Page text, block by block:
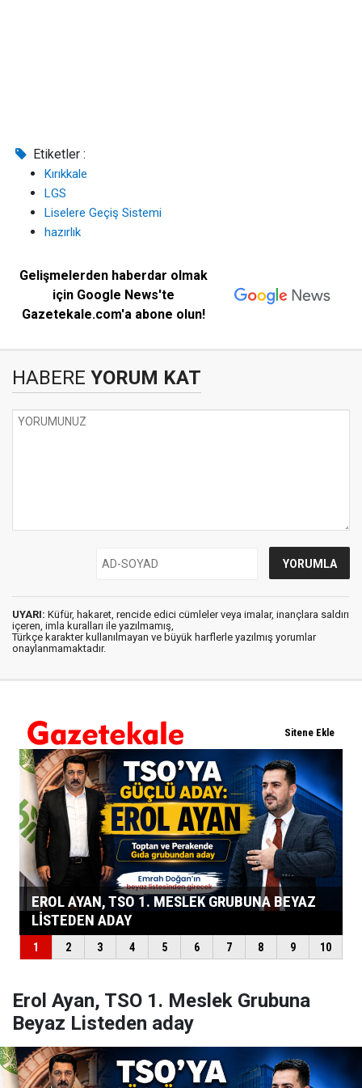
Etiketler :
Kırıkkale
LGS
Liselere Geçiş Sistemi
hazırlık
Gelişmelerden haberdar olmak
için Google News'te
Gazetekale.com'a abone olun!
HABERE YORUM KAT
UYARI: Küfür, hakaret, rencide edici cümleler veya imalar, inançlara saldırı
içeren, imla kuralları ile yazılmamış,
Türkçe karakter kullanılmayan ve büyük harflerle yazılmış yorumlar
onaylanmamaktadır.
Erol Ayan, TSO 1. Meslek Grubuna
Beyaz Listeden aday